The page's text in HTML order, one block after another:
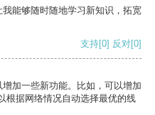
能够随时随地学习新知识，拓宽
支持[0] 反对[0]
加一些新功能。比如，可以增加
根据网络情况自动选择最优的线